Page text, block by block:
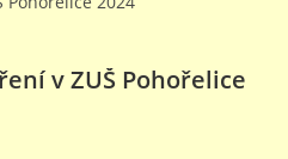
v ZUŠ Pohořelice